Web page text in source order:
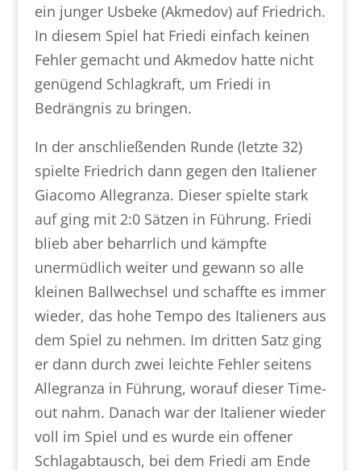
ein junger Usbeke (Akmedov) auf Friedrich.
In diesem Spiel hat Friedi einfach keinen
Fehler gemacht und Akmedov hatte nicht
genügend Schlagkraft, um Friedi in
Bedrängnis zu bringen.
In der anschließenden Runde (letzte 32)
spielte Friedrich dann gegen den Italiener
Giacomo Allegranza. Dieser spielte stark
auf ging mit 2:0 Sätzen in Führung. Friedi
blieb aber beharrlich und kämpfte
unermüdlich weiter und gewann so alle
kleinen Ballwechsel und schaffte es immer
wieder, das hohe Tempo des Italieners aus
dem Spiel zu nehmen. Im dritten Satz ging
er dann durch zwei leichte Fehler seitens
Allegranza in Führung, worauf dieser Time-
out nahm. Danach war der Italiener wieder
voll im Spiel und es wurde ein offener
Schlagabtausch, bei dem Friedi am Ende